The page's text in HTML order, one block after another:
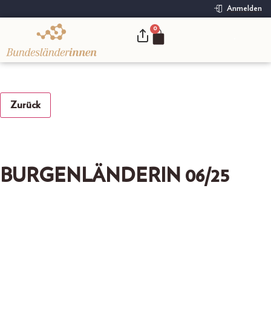
Anmelden
0
Zurück
BURGENLÄNDERIN 06/25